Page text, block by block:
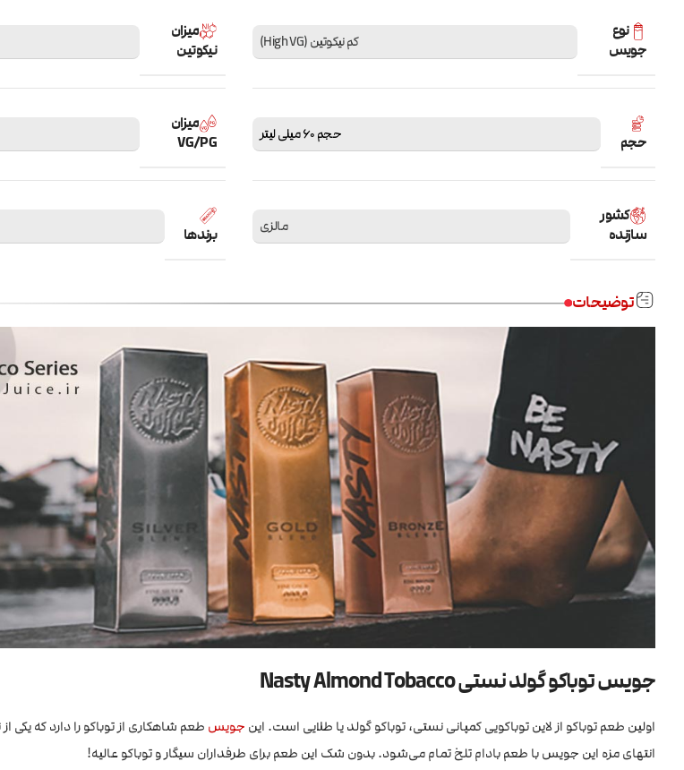
نوع
جویس
کم نیکوتین (High VG)
میزان
نیکوتین
حجم حجم 60 میلی لیتر
میزان
VG/PG
کشور
سازنده
مالزی برندها
توضیحات
جویس توباکو گولد نستی Nasty Almond Tobacco
اولین طعم توباکو از لاین توباکویی کمپانی نستی، توباکو گولد یا طلایی است. این جویس طعم شاهکاری از توباکو را دارد که
انتهای مزه این جویس با طعم بادام تلخ تمام می‌شود. بدون شک این طعم برای طرفداران سیگار و توباکو عالیه!